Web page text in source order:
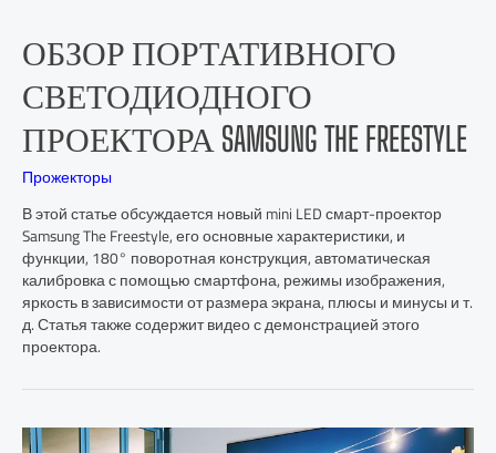
ОБЗОР ПОРТАТИВНОГО
СВЕТОДИОДНОГО
ПРОЕКТОРА SAMSUNG THE FREESTYLE
Прожекторы
В этой статье обсуждается новый mini LED смарт-проектор
Samsung The Freestyle, его основные характеристики, и
функции, 180° поворотная конструкция, автоматическая
калибровка с помощью смартфона, режимы изображения,
яркость в зависимости от размера экрана, плюсы и минусы и т.
д. Статья также содержит видео с демонстрацией этого
проектора.